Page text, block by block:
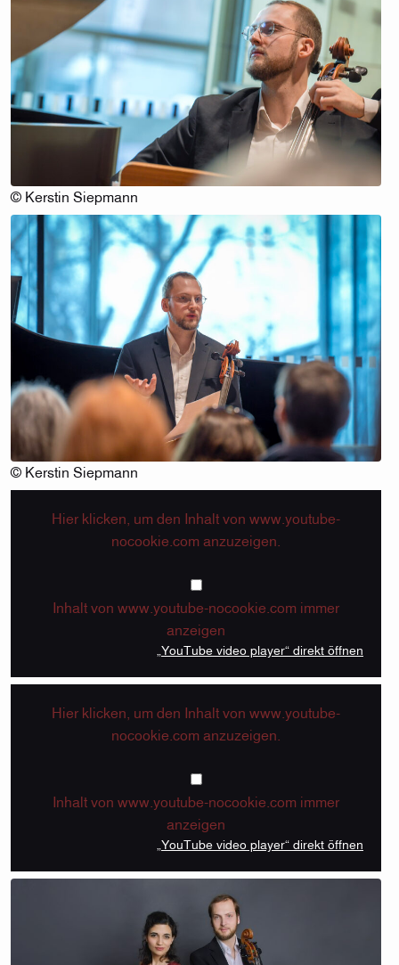
© Kerstin Siepmann
© Kerstin Siepmann
Hier klicken, um den Inhalt von www.youtube-
nocookie.com anzuzeigen.
Inhalt von www.youtube-nocookie.com immer
anzeigen
„YouTube video player“ direkt öffnen
Hier klicken, um den Inhalt von www.youtube-
nocookie.com anzuzeigen.
Inhalt von www.youtube-nocookie.com immer
anzeigen
„YouTube video player“ direkt öffnen